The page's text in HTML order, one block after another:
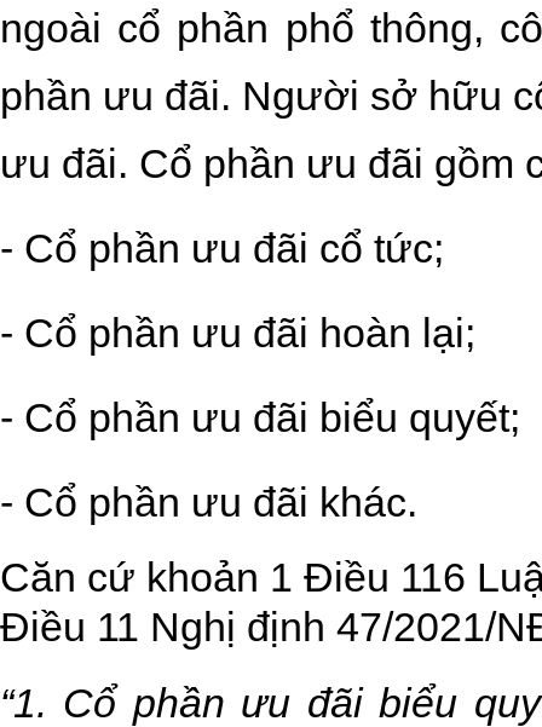
ngoài cổ phần phổ thông,
phần ưu đãi. Người sở hữu
ưu đãi. Cổ phần ưu đãi gồm
- Cổ phần ưu đãi cổ tức;
- Cổ phần ưu đãi hoàn lại;
- Cổ phần ưu đãi biểu quyết;
- Cổ phần ưu đãi khác.
Căn cứ khoản 1 Điều 116
Điều 11 Nghị định 47/2021/
“1. Cổ phần ưu đãi biểu